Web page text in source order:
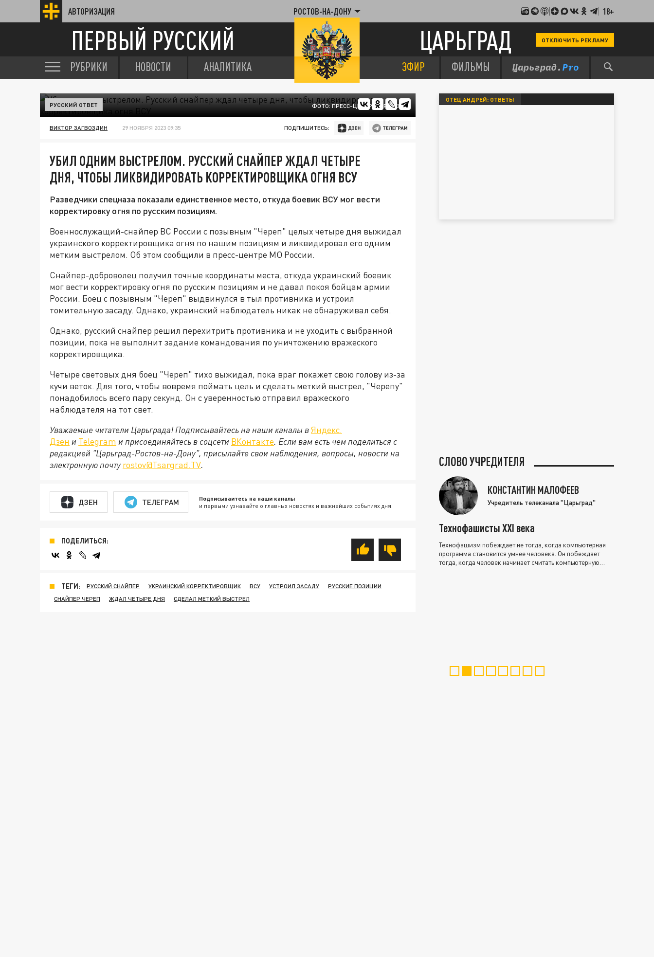
АВТОРИЗАЦИЯ РОСТОВ-НА-ДОНУ 18+
ПЕРВЫЙ РУССКИЙ ЦАРЬГРАД ОТКЛЮЧИТЬ РЕКЛАМУ
РУБРИКИ НОВОСТИ АНАЛИТИКА ЭФИР ФИЛЬМЫ
ФОТО: ПРЕСС-ЦЕНТР МО РОССИИ
РУССКИЙ ОТВЕТ
ВИКТОР ЗАГВОЗДИН 29 НОЯБРЯ 2023 09:35 ПОДПИШИТЕСЬ:
УБИЛ ОДНИМ ВЫСТРЕЛОМ. РУССКИЙ СНАЙПЕР ЖДАЛ ЧЕТЫРЕ
ДНЯ, ЧТОБЫ ЛИКВИДИРОВАТЬ КОРРЕКТИРОВЩИКА ОГНЯ ВСУ
Разведчики спецназа показали единственное место, откуда боевик ВСУ мог вести
корректировку огня по русским позициям.
Военнослужащий-снайпер ВС России с позывным "Череп" целых четыре дня выжидал
украинского корректировщика огня по нашим позициям и ликвидировал его одним
метким выстрелом. Об этом сообщили в пресс-центре МО России.
Снайпер-доброволец получил точные координаты места, откуда украинский боевик
мог вести корректировку огня по русским позициям и не давал покоя бойцам армии
России. Боец с позывным "Череп" выдвинулся в тыл противника и устроил
томительную засаду. Однако, украинский наблюдатель никак не обнаруживал себя.
Однако, русский снайпер решил перехитрить противника и не уходить с выбранной
позиции, пока не выполнит задание командования по уничтожению вражеского
корректировщика.
Четыре световых дня боец "Череп" тихо выжидал, пока враг покажет свою голову из-за
кучи веток. Для того, чтобы вовремя поймать цель и сделать меткий выстрел, "Черепу"
понадобилось всего пару секунд. Он с уверенностью отправил вражеского
наблюдателя на тот свет.
Уважаемые читатели Царьграда! Подписывайтесь на наши каналы вЯндекс.
Дзен и Telegram и присоединяйтесь в соцсети ВКонтакте. Если вам есть чем поделиться с
редакцией "Царьград-Ростов-на-Дону", присылайте свои наблюдения, вопросы, новости на
электронную почту rostov@Tsargrad.ТV.
ДЗЕН ТЕЛЕГРАМ Подписывайтесь на наши каналы
и первыми узнавайте о главных новостях и важнейших событиях дня.
ПОДЕЛИТЬСЯ:
ТЕГИ: РУССКИЙ СНАЙПЕР УКРАИНСКИЙ КОРРЕКТИРОВЩИК ВСУ УСТРОИЛ ЗАСАДУ
РУССКИЕ ПОЗИЦИИ
СНАЙПЕР ЧЕРЕП
ЖДАЛ ЧЕТЫРЕ ДНЯ СДЕЛАЛ МЕТКИЙ ВЫСТРЕЛ
ОТЕЦ АНДРЕЙ: ОТВЕТЫ
СЛОВО УЧРЕДИТЕЛЯ
КОНСТАНТИН МАЛОФЕЕВ
Учредитель телеканала "Царьград"
Технофашисты XXI века
Технофашизм побеждает не тогда, когда компьютерная
программа становится умнее человека. Он побеждает
тогда, когда человек начинает считать компьютерную